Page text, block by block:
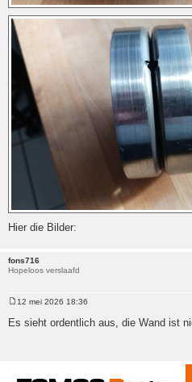
Hier die Bilder:
fons716
Hopeloos verslaafd
12 mei 2026 18:36
Es sieht ordentlich aus, die Wand ist